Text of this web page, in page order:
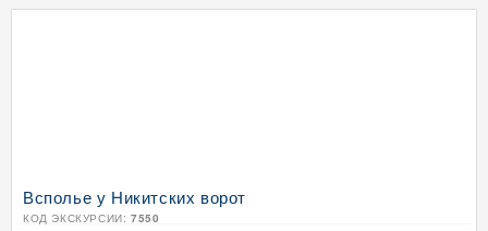
Всполье у Никитских ворот
КОД ЭКСКУРСИИ: 7550